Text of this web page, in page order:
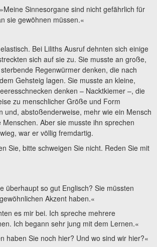
Sinnesorgane sind nicht gefährlich für
sie gewöhnen müssen.«
Bei Liliths Ausruf dehnten sich einige
sich auf sie zu. Sie musste an große,
Regenwürmer denken, die nach
Gehsteig lagen. Sie musste an kleine,
denken – Nacktkiemer –, die
zu menschlicher Größe und Form
und, abstoßenderweise, mehr wie ein Mensch
Aber sie musste ihn sprechen
war er völlig fremdartig.
Sie, bitte schweigen Sie nicht. Reden Sie mit
überhaupt so gut Englisch? Sie müssten
Akzent haben.«
es mir bei. Ich spreche mehrere
Ich begann sehr jung mit dem Lernen.«
haben Sie noch hier? Und wo sind wir hier?«